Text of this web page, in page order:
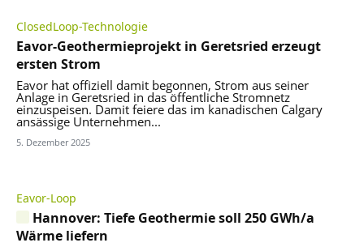
ClosedLoop-Technologie
Eavor-Geothermieprojekt in Geretsried erzeugt
ersten Strom
Eavor hat offiziell damit begonnen, Strom aus seiner
Anlage in Geretsried in das öffentliche Stromnetz
einzuspeisen. Damit feiere das im kanadischen Calgary
ansässige Unternehmen...
5. Dezember 2025
Eavor-Loop
Hannover: Tiefe Geothermie soll 250 GWh/a
Wärme liefern